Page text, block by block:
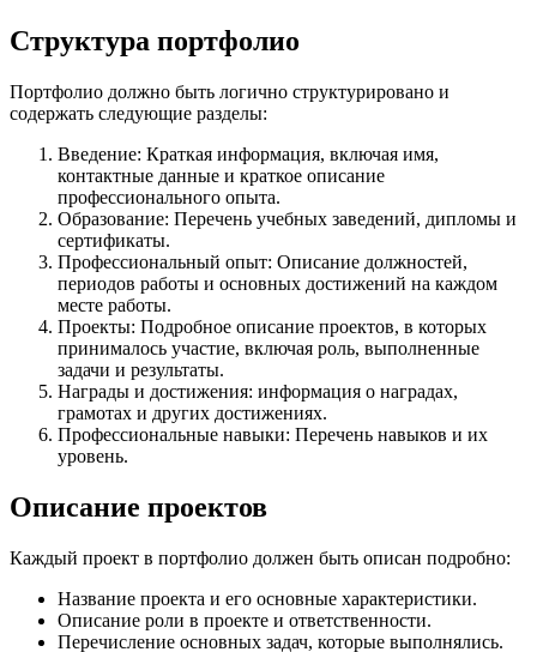
Структура портфолио
Портфолио должно быть логично структурировано и
содержать следующие разделы:
Введение: Краткая информация, включая имя,
контактные данные и краткое описание
профессионального опыта.
Образование: Перечень учебных заведений, дипломы и
сертификаты.
Профессиональный опыт: Описание должностей,
периодов работы и основных достижений на каждом
месте работы.
Проекты: Подробное описание проектов, в которых
принималось участие, включая роль, выполненные
задачи и результаты.
Награды и достижения: информация о наградах,
грамотах и других достижениях.
Профессиональные навыки: Перечень навыков и их
уровень.
Описание проектов
Каждый проект в портфолио должен быть описан подробно:
Название проекта и его основные характеристики.
Описание роли в проекте и ответственности.
Перечисление основных задач, которые выполнялись.